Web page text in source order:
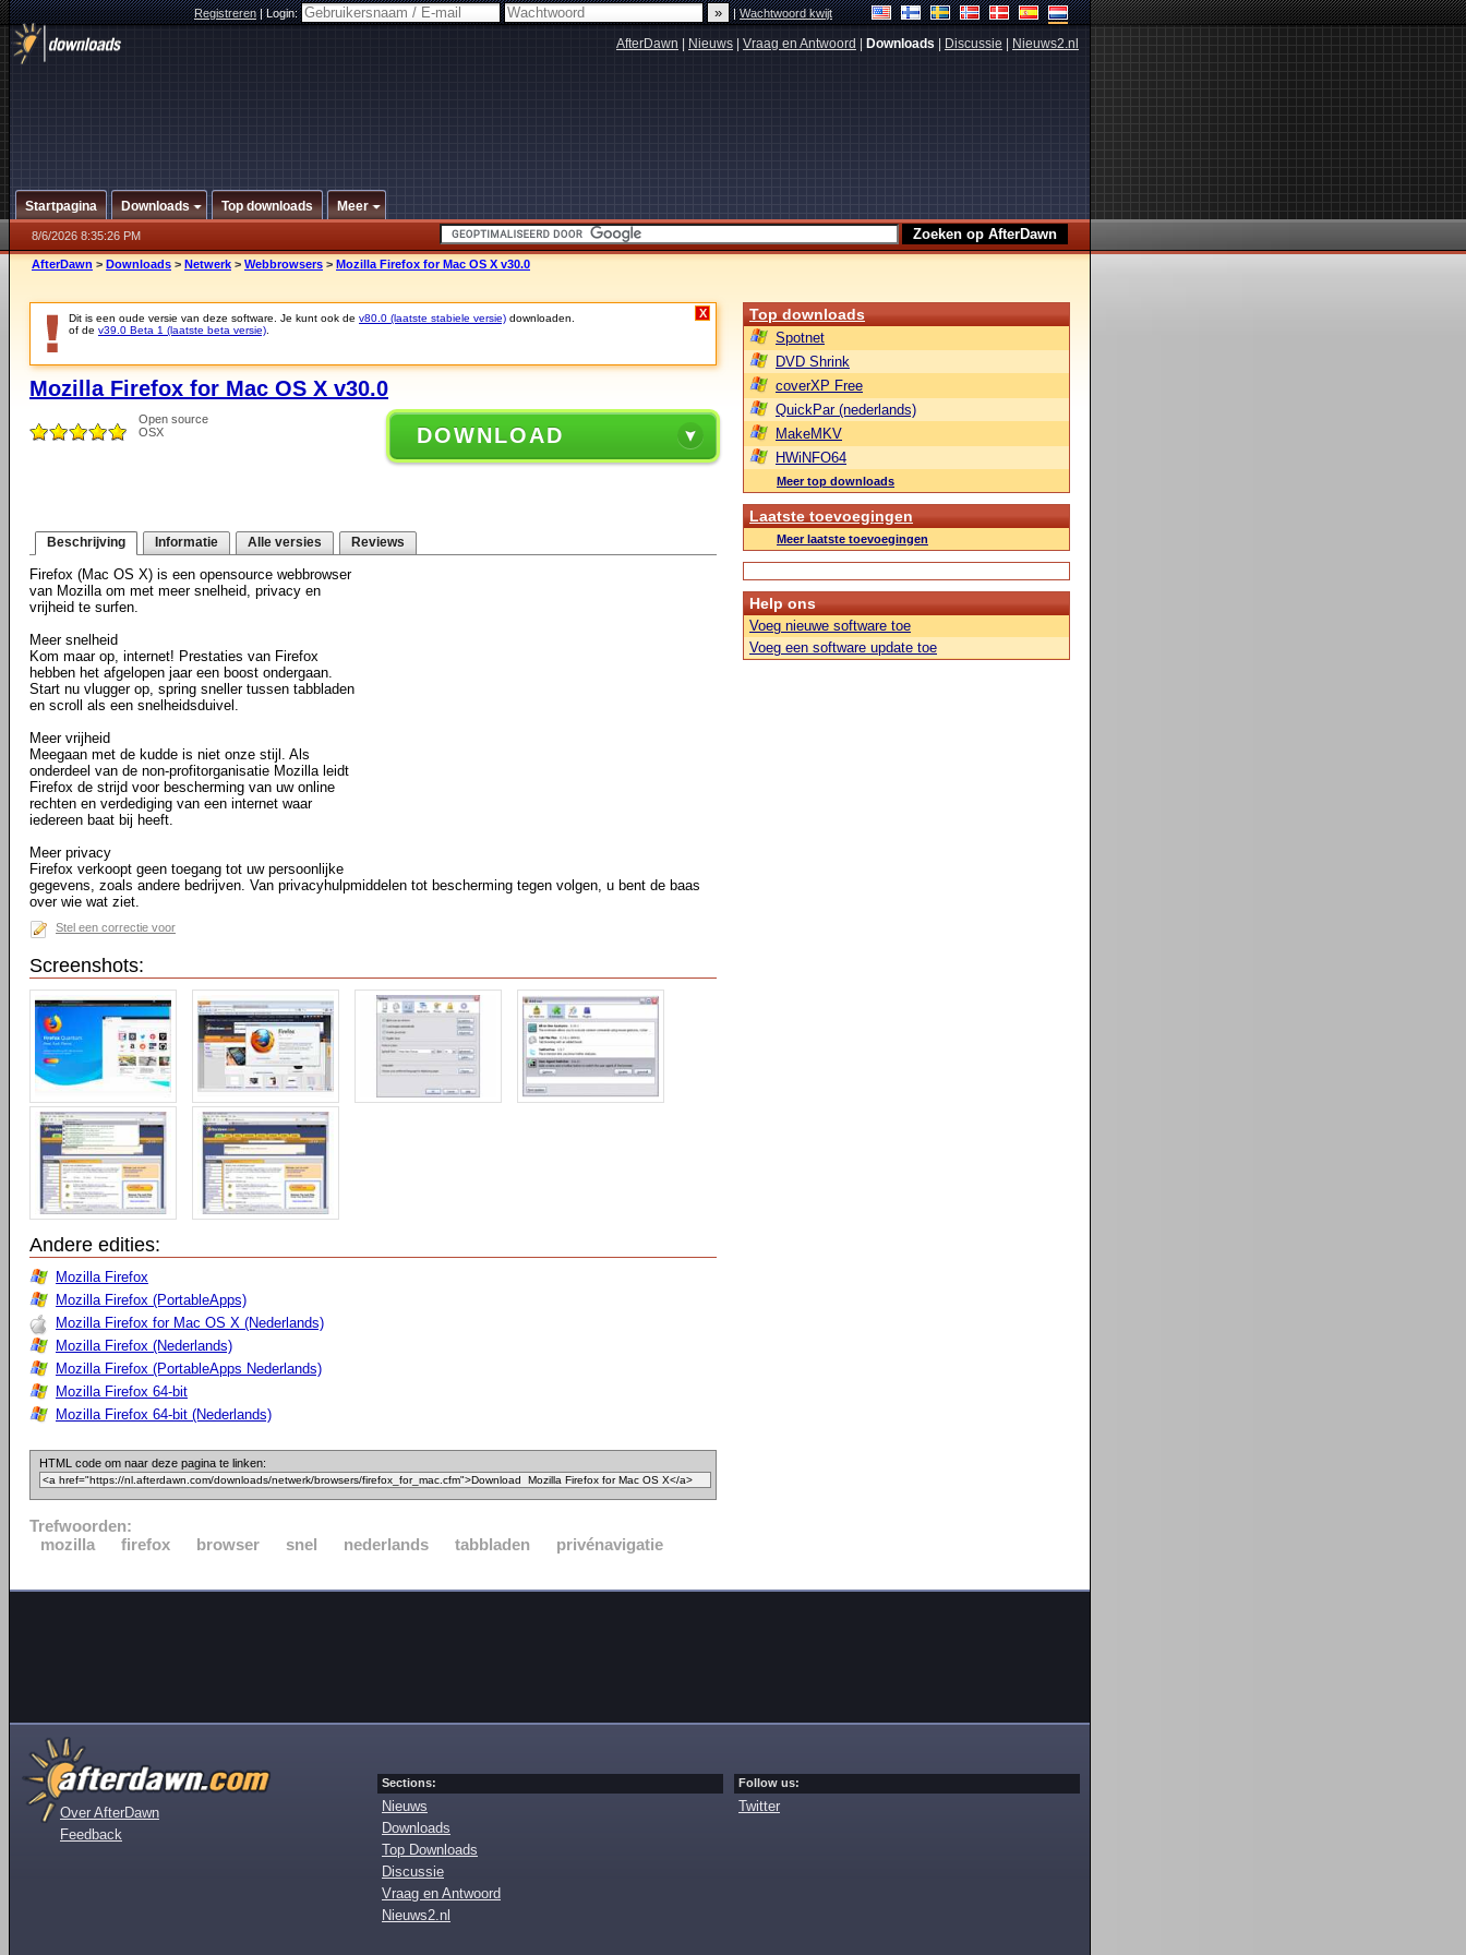
Registreren|Login: |Wachtwoord kwijt
AfterDawn Nieuws Vraag en Antwoord Downloads Discussie Nieuws2.nl
Startpagina Downloads Top downloads Meer
8/6/2026 8:35:26 PM
AfterDawn > Downloads > Netwerk > Webbrowsers > Mozilla Firefox for Mac OS X v30.0
Dit is een oude versie van deze software. Je kunt ook de v80.0 (laatste stabiele versie) downloaden.
of de v39.0 Beta 1 (laatste beta versie)
X
Mozilla Firefox for Mac OS X v30.0
Open source
OSX
DOWNLOAD
Beschrijving Informatie Alle versies Reviews
Firefox (Mac OS X) is een opensource webbrowser
van Mozilla om met meer snelheid, privacy en
vrijheid te surfen.
Meer snelheid
Kom maar op, internet! Prestaties van Firefox
hebben het afgelopen jaar een boost ondergaan.
Start nu vlugger op, spring sneller tussen tabbladen
en scroll als een snelheidsduivel.
Meer vrijheid
Meegaan met de kudde is niet onze stijl. Als
onderdeel van de non-profitorganisatie Mozilla leidt
Firefox de strijd voor bescherming van uw online
rechten en verdediging van een internet waar
iedereen baat bij heeft.
Meer privacy
Firefox verkoopt geen toegang tot uw persoonlijke
gegevens, zoals andere bedrijven. Van privacyhulpmiddelen tot bescherming tegen volgen, u bent de baas
over wie wat ziet.
Stel een correctie voor
Screenshots:
Andere edities:
Mozilla Firefox
Mozilla Firefox (PortableApps)
Mozilla Firefox for Mac OS X (Nederlands)
Mozilla Firefox (Nederlands)
Mozilla Firefox (PortableApps Nederlands)
Mozilla Firefox 64-bit
Mozilla Firefox 64-bit (Nederlands)
HTML code om naar deze pagina te linken:
Trefwoorden:
mozilla
firefox browser snel nederlands tabbladen privénavigatie
Top downloads
Spotnet
DVD Shrink
coverXP Free
QuickPar (nederlands)
MakeMKV
HWiNFO64
Meer top downloads
Laatste toevoegingen
Meer laatste toevoegingen
Help ons
Voeg nieuwe software toe
Voeg een software update toe
Over AfterDawn
Feedback
Sections:
Nieuws
Downloads
Top Downloads
Discussie
Vraag en Antwoord
Nieuws2.nl
Follow us:
Twitter